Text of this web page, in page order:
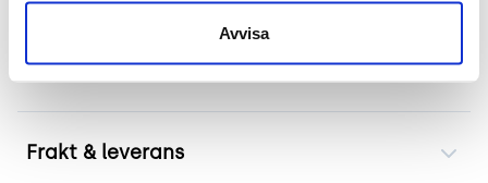
Avvisa
bidrar till både funktionalitet och estetik. Den
gula färgen ger ett varmt intryck som passar väl in
i moderna kontorsmiljöer eller hemmakontor.
Frakt & leverans